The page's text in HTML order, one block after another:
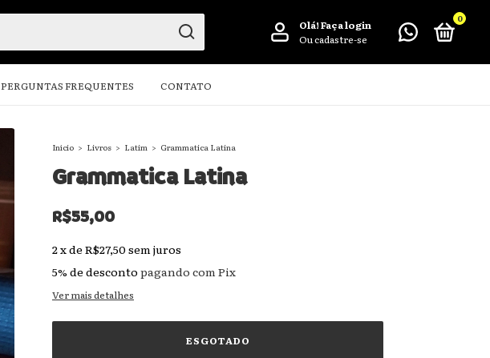
Olá!Faça login
Ou cadastre-se
0
PERGUNTAS FREQUENTES CONTATO
Início > Livros > Latim > Grammatica Latina
Grammatica Latina
R$55,00
2xde R$27,50 sem juros
5% de desconto pagando com Pix
Ver mais detalhes